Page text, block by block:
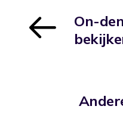
On-